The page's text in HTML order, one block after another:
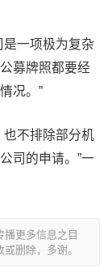
是一项极为复杂
募牌照都要经
况。”
也不排除部分机
司的申请。”一
更多信息之目
删除，多谢。